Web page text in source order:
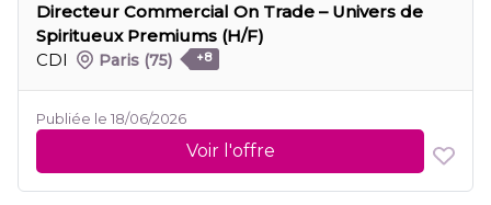
Directeur Commercial On Trade – Univers de
Spiritueux Premiums (H/F)
CDI
Paris (75) +8
Publiée le 18/06/2026
Voir l'offre